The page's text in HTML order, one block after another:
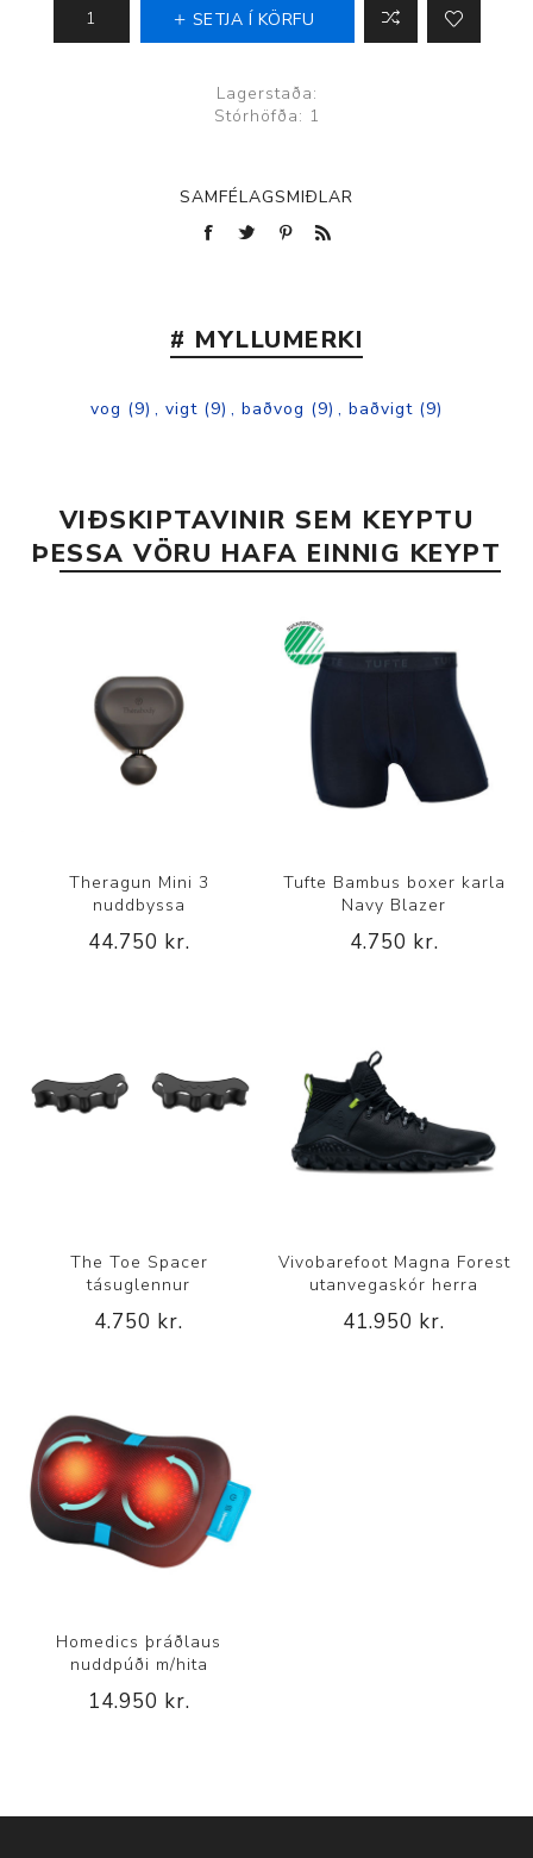
SETJA Í KÖRFU
Lagerstaða:
Stórhöfða: 1
SAMFÉLAGSMIÐLAR
# MYLLUMERKI
vog (9) , vigt (9) , baðvog (9) , baðvigt (9)
VIÐSKIPTAVINIR SEM KEYPTU
ÞESSA VÖRU HAFA EINNIG KEYPT
Theragun Mini 3
nuddbyssa
44.750 kr.
Tufte Bambus boxer karla
Navy Blazer
4.750 kr.
The Toe Spacer
tásuglennur
4.750 kr.
Vivobarefoot Magna Forest
utanvegaskór herra
41.950 kr.
Homedics þráðlaus
nuddpúði m/hita
14.950 kr.